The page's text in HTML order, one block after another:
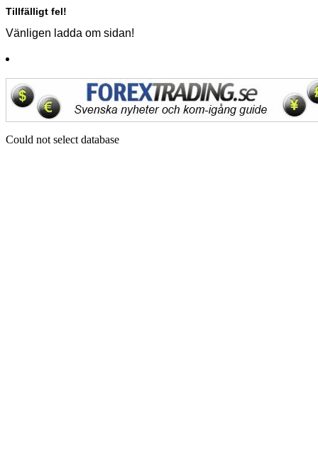
Tillfälligt fel!
Vänligen ladda om sidan!
Could not select database